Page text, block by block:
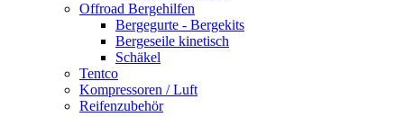
Offroad Bergehilfen
Bergegurte - Bergekits
Bergeseile kinetisch
Schäkel
Tentco
Kompressoren / Luft
Reifenzubehör